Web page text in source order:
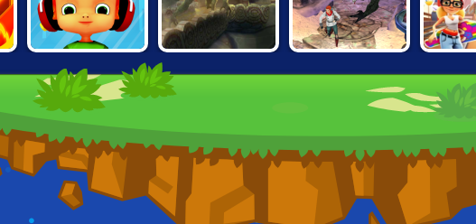
SKATE
HOOLIGANS
FROZEN
SHADOWS